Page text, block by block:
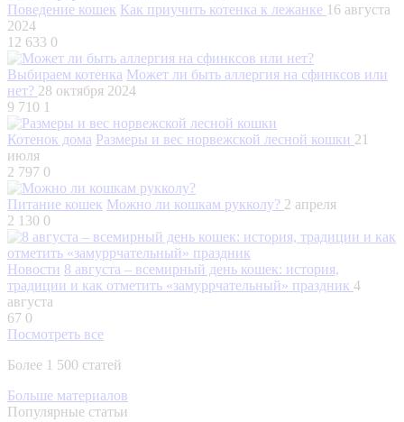
Поведение кошек Как приучить котенка к лежанке 16 августа
2024
12 633 0
Выбираем котенка Может ли быть аллергия на сфинксов или
нет? 28 октября 2024
9 710 1
Котенок дома Размеры и вес норвежской лесной кошки 21
июля
2 797 0
Питание кошек Можно ли кошкам рукколу? 2 апреля
2 130 0
Новости 8 августа – всемирный день кошек: история,
традиции и как отметить «замуррчательный» праздник 4
августа
67 0
Посмотреть все
Более 1 500 статей
Больше материалов
Популярные статьи